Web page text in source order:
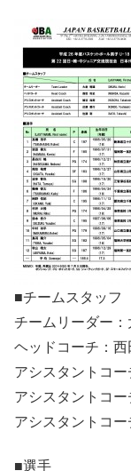
■チームスタッフ
チームリーダー
ヘッドコーチ：
アシスタントコ
アシスタントコ
アシスタントコ
■選手